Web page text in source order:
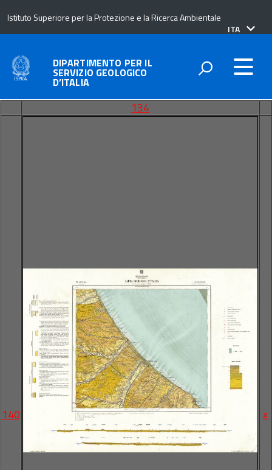
Istituto Superiore per la Protezione e la Ricerca Ambientale
lingua
ITA
DIPARTIMENTO PER IL
SERVIZIO GEOLOGICO
D’ITALIA
134
140 x